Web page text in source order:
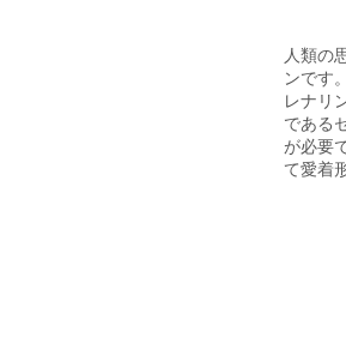
人類の
ンです
レナリ
である
が必要
て愛着